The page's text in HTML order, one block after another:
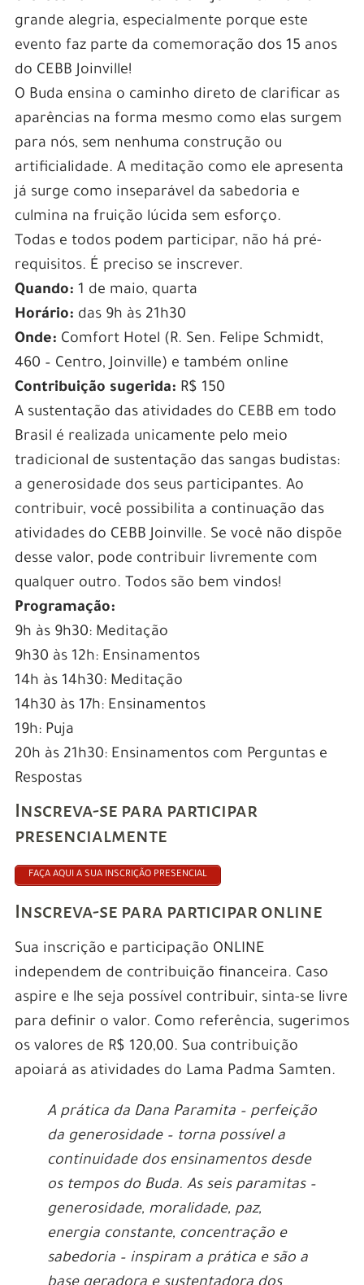
grande alegria, especialmente porque este
evento faz parte da comemoração dos 15 anos
do CEBB Joinville!
O Buda ensina o caminho direto de clarificar as
aparências na forma mesmo como elas surgem
para nós, sem nenhuma construção ou
artificialidade. A meditação como ele apresenta
já surge como inseparável da sabedoria e
culmina na fruição lúcida sem esforço.
Todas e todos podem participar, não há pré-
requisitos. É preciso se inscrever.
Quando: 1 de maio, quarta
Horário: das 9h às 21h30
Onde: Comfort Hotel (R. Sen. Felipe Schmidt,
460 – Centro, Joinville) e também online
Contribuição sugerida: R$ 150
A sustentação das atividades do CEBB em todo
Brasil é realizada unicamente pelo meio
tradicional de sustentação das sangas budistas:
a generosidade dos seus participantes. Ao
contribuir, você possibilita a continuação das
atividades do CEBB Joinville. Se você não dispõe
desse valor, pode contribuir livremente com
qualquer outro. Todos são bem vindos!
Programação:
9h às 9h30: Meditação
9h30 às 12h: Ensinamentos
14h às 14h30: Meditação
14h30 às 17h: Ensinamentos
19h: Puja
20h às 21h30: Ensinamentos com Perguntas e
Respostas
Inscreva-se para participar
presencialmente
FAÇA AQUI A SUA INSCRIÇÃO PRESENCIAL
Inscreva-se para participar online
Sua inscrição e participação ONLINE
independem de contribuição financeira. Caso
aspire e lhe seja possível contribuir, sinta-se livre
para definir o valor. Como referência, sugerimos
os valores de R$ 120,00. Sua contribuição
apoiará as atividades do Lama Padma Samten.
A prática da Dana Paramita – perfeição
da generosidade – torna possível a
continuidade dos ensinamentos desde
os tempos do Buda. As seis paramitas –
generosidade, moralidade, paz,
energia constante, concentração e
sabedoria – inspiram a prática e são a